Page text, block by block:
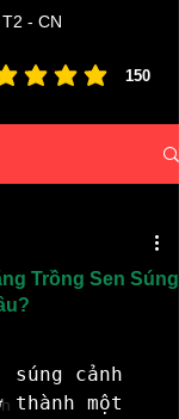
- CN
150
giá trung bình là 3 /5,
Trồng Sen Súng
cảnh
một